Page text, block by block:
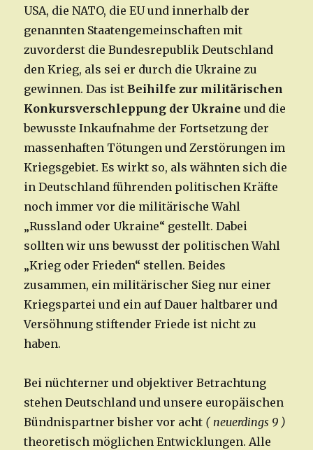
USA, die NATO, die EU und innerhalb der
genannten Staatengemeinschaften mit
zuvorderst die Bundesrepublik Deutschland
den Krieg, als sei er durch die Ukraine zu
gewinnen. Das istBeihilfe zur militärischen
Konkursverschleppung der Ukraine und die
bewusste Inkaufnahme der Fortsetzung der
massenhaften Tötungen und Zerstörungen im
Kriegsgebiet. Es wirkt so, als wähnten sich die
in Deutschland führenden politischen Kräfte
noch immer vor die militärische Wahl
„Russland oder Ukraine“ gestellt. Dabei
sollten wir uns bewusst der politischen Wahl
„Krieg oder Frieden“ stellen. Beides
zusammen, ein militärischer Sieg nur einer
Kriegspartei und ein auf Dauer haltbarer und
Versöhnung stiftender Friede ist nicht zu
haben.
Bei nüchterner und objektiver Betrachtung
stehen Deutschland und unsere europäischen
Bündnispartner bisher vor acht ( neuerdings 9 )
theoretisch möglichen Entwicklungen. Alle